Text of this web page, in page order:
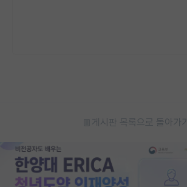
게시판 목록으로 돌아가기